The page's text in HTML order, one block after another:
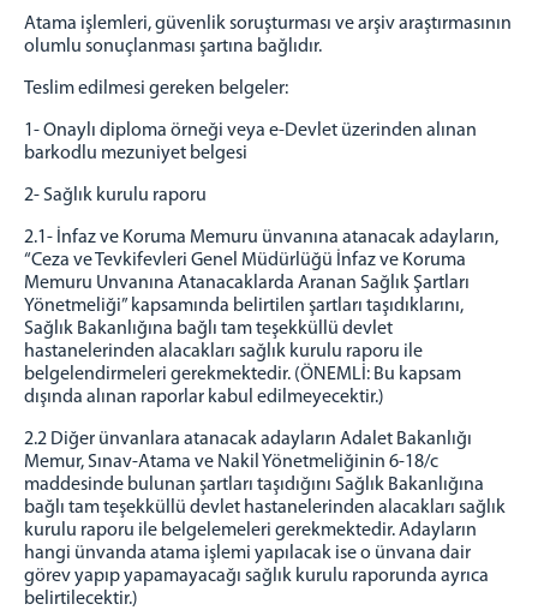
Atama işlemleri, güvenlik soruşturması ve arşiv araştırmasının
olumlu sonuçlanması şartına bağlıdır.
Teslim edilmesi gereken belgeler:
1- Onaylı diploma örneği veya e-Devlet üzerinden alınan
barkodlu mezuniyet belgesi
2- Sağlık kurulu raporu
2.1- İnfaz ve Koruma Memuru ünvanına atanacak adayların,
“Ceza ve Tevkifevleri Genel Müdürlüğü İnfaz ve Koruma
Memuru Unvanına Atanacaklarda Aranan Sağlık Şartları
Yönetmeliği” kapsamında belirtilen şartları taşıdıklarını,
Sağlık Bakanlığına bağlı tam teşekküllü devlet
hastanelerinden alacakları sağlık kurulu raporu ile
belgelendirmeleri gerekmektedir. (ÖNEMLİ: Bu kapsam
dışında alınan raporlar kabul edilmeyecektir.)
2.2 Diğer ünvanlara atanacak adayların Adalet Bakanlığı
Memur, Sınav-Atama ve Nakil Yönetmeliğinin 6-18/c
maddesinde bulunan şartları taşıdığını Sağlık Bakanlığına
bağlı tam teşekküllü devlet hastanelerinden alacakları sağlık
kurulu raporu ile belgelemeleri gerekmektedir. Adayların
hangi ünvanda atama işlemi yapılacak ise o ünvana dair
görev yapıp yapamayacağı sağlık kurulu raporunda ayrıca
belirtilecektir.)